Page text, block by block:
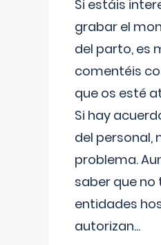
Si estáis
grabar el
del parto, es
comentéis
que os esté
Si hay
del personal,
problema.
saber que no
entidades
autorizan...